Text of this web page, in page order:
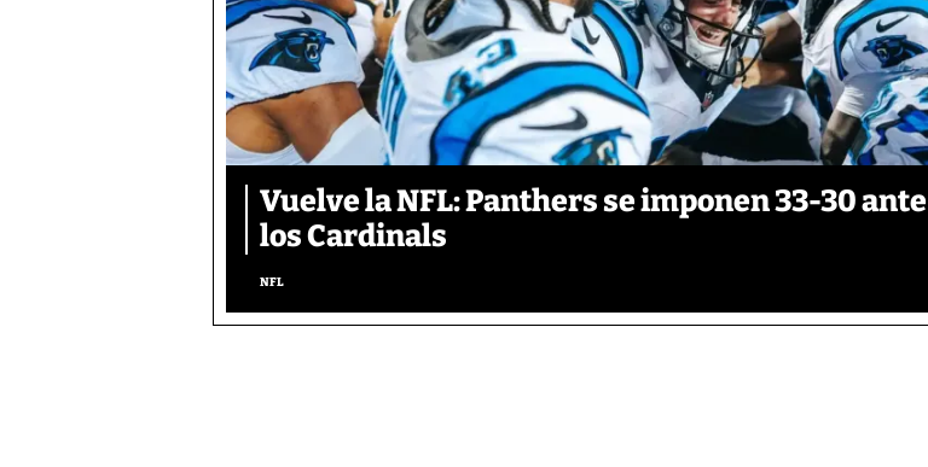
Vuelve la NFL: Panthers se imponen 33-30 ante
los Cardinals
NFL